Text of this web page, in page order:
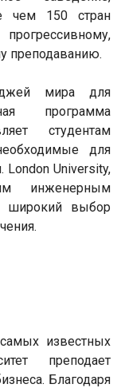
чем 150 стран
преподаванию.
мира для
программа
студентам
для
London University,
инженерным
широкий выбор
известных
преподает
Благодаря